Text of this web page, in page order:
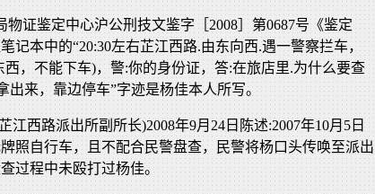
物证鉴定中心沪公刑技文鉴字［2008］第0687号《鉴定
记本中的“20:30左右芷江西路.由东向西.遇一警察拦车，
，不能下车)，警:你的身份证，答:在旅店里.为什么要查
出来，靠边停车”字迹是杨佳本人所写。
江西路派出所副所长)2008年9月24日陈述:2007年10月5日
照自行车，且不配合民警盘查，民警将杨口头传唤至派出
过程中未殴打过杨佳。